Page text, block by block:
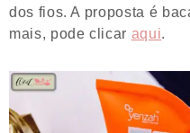
dos fios. A proposta é
mais, pode clicar aqui.